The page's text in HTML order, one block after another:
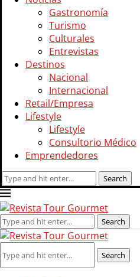
Gastronomía
Turismo
Culturales
Entrevistas
Destinos
Nacional
Internacional
Retail/Empresa
Lifestyle
Lifestyle
Consultorio Médico
Emprendedores
Search